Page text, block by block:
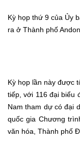
Kỳ họp thứ 9 của Ủy
ra ở Thành phố
Kỳ họp lần này được
tiếp, với 116 đại biểu
Nam tham dự có đại
quốc gia Chương
văn hóa, Thành phố